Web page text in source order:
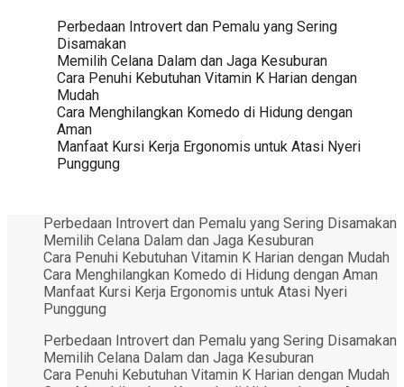
Perbedaan Introvert dan Pemalu yang Sering
Disamakan
Memilih Celana Dalam dan Jaga Kesuburan
Cara Penuhi Kebutuhan Vitamin K Harian dengan
Mudah
Cara Menghilangkan Komedo di Hidung dengan
Aman
Manfaat Kursi Kerja Ergonomis untuk Atasi Nyeri
Punggung
Perbedaan Introvert dan Pemalu yang Sering Disamakan
Memilih Celana Dalam dan Jaga Kesuburan
Cara Penuhi Kebutuhan Vitamin K Harian dengan Mudah
Cara Menghilangkan Komedo di Hidung dengan Aman
Manfaat Kursi Kerja Ergonomis untuk Atasi Nyeri
Punggung
Perbedaan Introvert dan Pemalu yang Sering Disamakan
Memilih Celana Dalam dan Jaga Kesuburan
Cara Penuhi Kebutuhan Vitamin K Harian dengan Mudah